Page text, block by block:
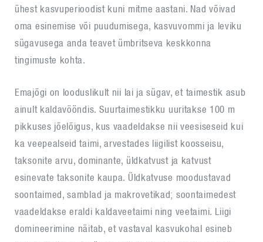
ühest kasvuperioodist kuni mitme aastani. Nad võivad
oma esinemise või puudumisega, kasvuvommi ja leviku
sügavusega anda teavet ümbritseva keskkonna
tingimuste kohta.
Emajõgi on looduslikult nii lai ja sügav, et taimestik asub
ainult kaldavööndis. Suurtaimestikku uuritakse 100 m
pikkuses jõelõigus, kus vaadeldakse nii veesiseseid kui
ka veepealseid taimi, arvestades liigilist koosseisu,
taksonite arvu, dominante, üldkatvust ja katvust
esinevate taksonite kaupa. Üldkatvuse moodustavad
soontaimed, samblad ja makrovetikad; soontaimedest
vaadeldakse eraldi kaldaveetaimi ning veetaimi. Liigi
domineerimine näitab, et vastaval kasvukohal esineb